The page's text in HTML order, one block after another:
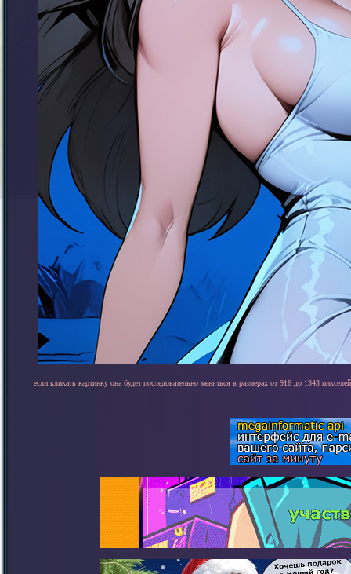
если кликать картинку она будет последовательно меняться в размерах от 916 до 1343